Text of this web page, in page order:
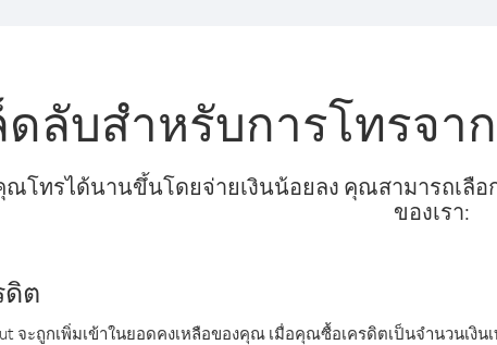
ดลับสำหรับการโทรจา
ณโทรได้นานขึ้นโดยจ่ายเงินน้อยลง คุณสามารถเลื
ของเรา:
ดิต
จะถูกเพิ่มเข้าในยอดคงเหลือของคุณ เมื่อคุณซื้อเครดิตเป็นจำนวนเงิ